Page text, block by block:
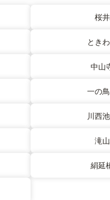
桜
とき
中山
一の
川西
滝
絹延